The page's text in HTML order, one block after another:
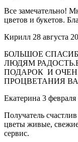
Все замечательно!
цветов и букетов.
Кирилл 28 августа
БОЛЬШОЕ
ЛЮДЯМ
ПОДАРОК И
ПРОЦВЕТАНИЯ
Екатерина 3 февраля
Получатель
цветы живые,
сервис.